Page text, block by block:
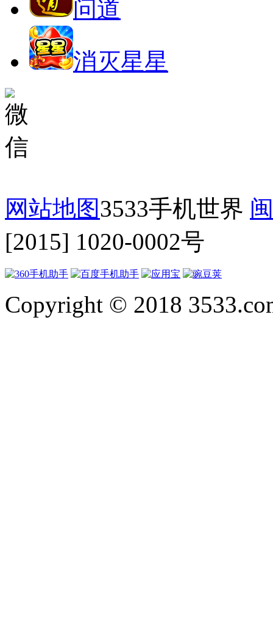
问道
消灭星星
网站地图3533手机世界
[2015] 1020-0002号
Copyright © 2018